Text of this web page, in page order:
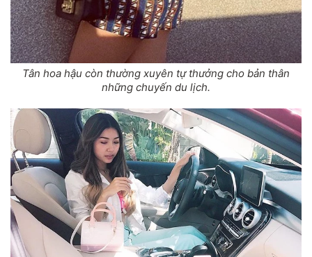
Tân hoa hậu còn thường xuyên tự thưởng cho bản thân
những chuyến du lịch.